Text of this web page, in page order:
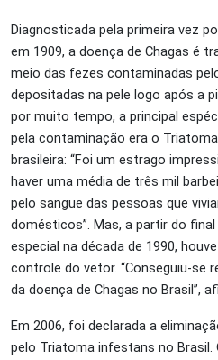
Diagnosticada pela primeira vez
em 1909, a doença de Chagas é
meio das fezes contaminadas
depositadas na pele logo após a
por muito tempo, a principal
pela contaminação era o
brasileira: “Foi um estrago
haver uma média de três mil
pelo sangue das pessoas que
domésticos”. Mas, a partir do
especial na década de 1990,
controle do vetor. “Conseguiu-se
da doença de Chagas no Brasil”,
Em 2006, foi declarada a
pelo Triatoma infestans no Brasil.